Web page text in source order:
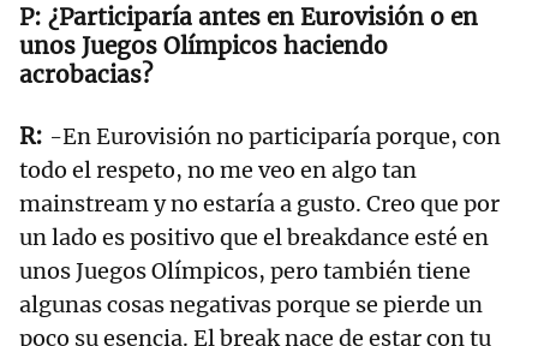
¿Participaría antes en Eurovisión o en
unos Juegos Olímpicos haciendo
acrobacias?
-En Eurovisión no participaría porque, con
todo el respeto, no me veo en algo tan
mainstream y no estaría a gusto. Creo que por
un lado es positivo que el breakdance esté en
unos Juegos Olímpicos, pero también tiene
algunas cosas negativas porque se pierde un
poco su esencia. El break nace de estar con tu